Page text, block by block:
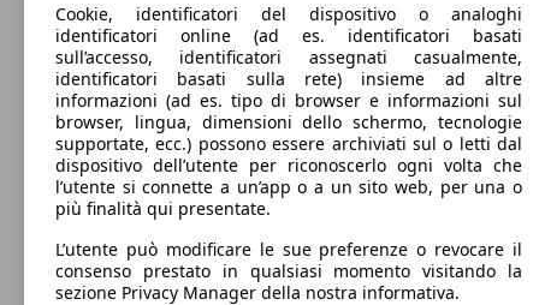
SUV/Fuoristrada/Pick-up
Benzina
Dal 2018DR Automobiles DR 3
Dimensioni (L/l/A):
da 4170 x 1760 x 1570 mm
Potenza:
78 - 86 KW (106 - 116 PS)
Porte:
5
Cookie, identificatori del dispositivo o analoghi
identificatori online (ad es. identificatori basati
sull’accesso, identificatori assegnati casualmente,
identificatori basati sulla rete) insieme ad altre
informazioni (ad es. tipo di browser e informazioni sul
browser, lingua, dimensioni dello schermo, tecnologie
supportate, ecc.) possono essere archiviati sul o letti dal
dispositivo dell’utente per riconoscerlo ogni volta che
l’utente si connette a un’app o a un sito web, per una o
più finalità qui presentate.
L’utente può modificare le sue preferenze o revocare il
consenso prestato in qualsiasi momento visitando la
sezione Privacy Manager della nostra informativa.